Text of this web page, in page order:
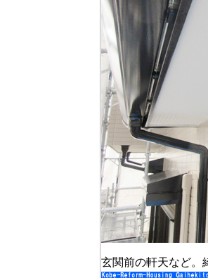
玄関前の軒天など。